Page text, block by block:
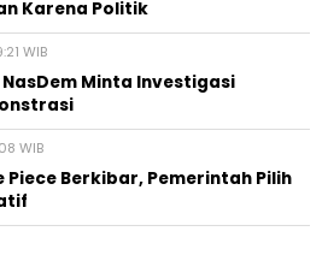
Piece Berkibar, Pemerintah Pilih
Slam, Buka